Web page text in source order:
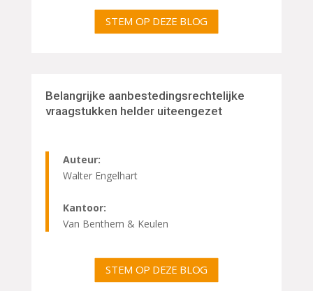
STEM OP DEZE BLOG
Belangrijke aanbestedingsrechtelijke
vraagstukken helder uiteengezet
Auteur:
Walter Engelhart
Kantoor:
Van Benthem & Keulen
STEM OP DEZE BLOG